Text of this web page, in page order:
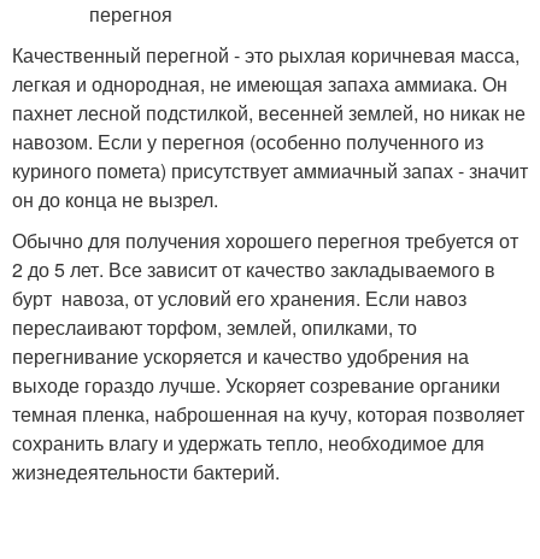
Качественный перегной - это рыхлая коричневая масса,
легкая и однородная, не имеющая запаха аммиака. Он
пахнет лесной подстилкой, весенней землей, но никак не
навозом. Если у перегноя (особенно полученного из
куриного помета) присутствует аммиачный запах - значит
он до конца не вызрел.
Обычно для получения хорошего перегноя требуется от
2 до 5 лет. Все зависит от качество закладываемого в
бурт навоза, от условий его хранения. Если навоз
переслаивают торфом, землей, опилками, то
перегнивание ускоряется и качество удобрения на
выходе гораздо лучше. Ускоряет созревание органики
темная пленка, наброшенная на кучу, которая позволяет
сохранить влагу и удержать тепло, необходимое для
жизнедеятельности бактерий.